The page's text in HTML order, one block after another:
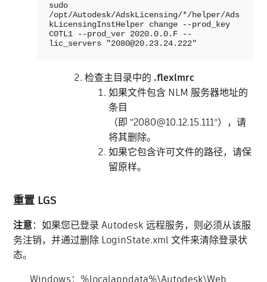
sudo
/opt/Autodesk/AdskLicensing/*/helper/Ads
kLicensingInstHelper change --prod_key
C0TL1 --prod_ver 2020.0.0.F --
lic_servers "2080@20.23.24.222"
检查主目录中的 .flexlmrc
如果文件包含 NLM 服务器地址的
条目
（即 “2080@10.12.15.111”），请
将其删除。
如果它包含许可文件的路径，请保
留原样。
重置 LGS
注意：如果您已登录 Autodesk 远程服务，则必须从该服
务注销，并通过删除 LoginState.xml 文件来清除登录状
态。